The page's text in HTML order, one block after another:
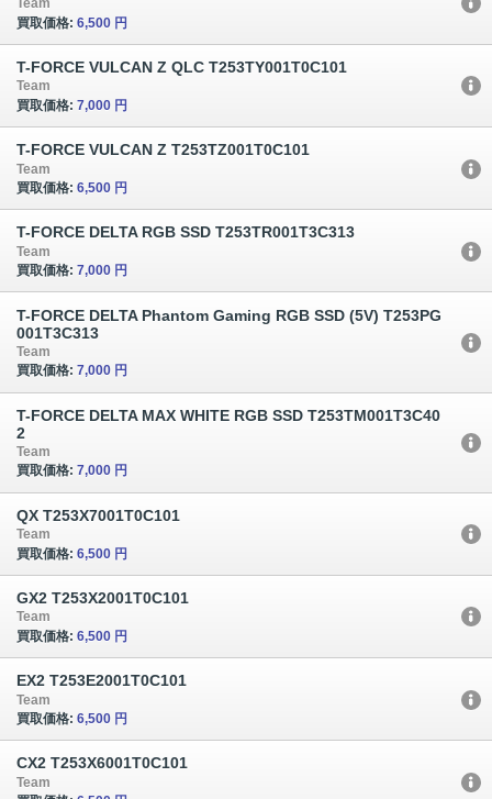
Team
買取価格: 6,500 円
T-FORCE VULCAN Z QLC T253TY001T0C101
Team
買取価格: 7,000 円
T-FORCE VULCAN Z T253TZ001T0C101
Team
買取価格: 6,500 円
T-FORCE DELTA RGB SSD T253TR001T3C313
Team
買取価格: 7,000 円
T-FORCE DELTA Phantom Gaming RGB SSD (5V) T253PG
001T3C313
Team
買取価格: 7,000 円
T-FORCE DELTA MAX WHITE RGB SSD T253TM001T3C40
2
Team
買取価格: 7,000 円
QX T253X7001T0C101
Team
買取価格: 6,500 円
GX2 T253X2001T0C101
Team
買取価格: 6,500 円
EX2 T253E2001T0C101
Team
買取価格: 6,500 円
CX2 T253X6001T0C101
Team